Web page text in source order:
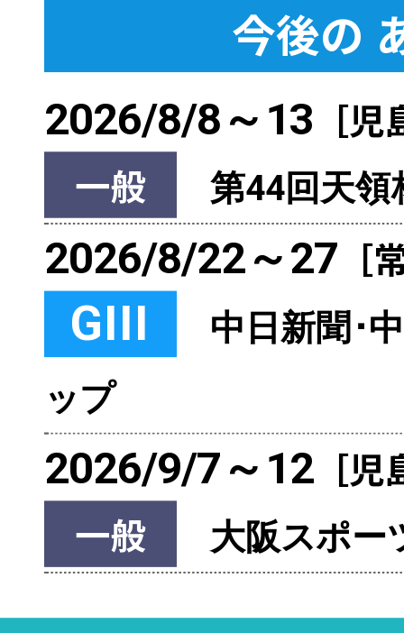
今後の
2026/8/8～13 ［
一般
第44回天領
2026/8/22～27 ［
GIII
中日新聞･
ップ
2026/9/7～12［児
一般
大阪スポー